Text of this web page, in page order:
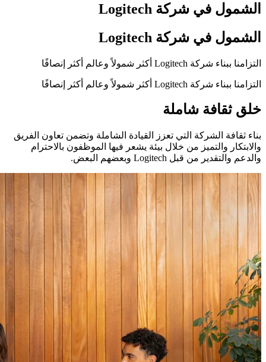
الشمول في شركة Logitech
الشمول في شركة Logitech
التزامنا ببناء شركة Logitech أكثر شمولاً وعالم أكثر إنصافًا
التزامنا ببناء شركة Logitech أكثر شمولاً وعالم أكثر إنصافًا
خلق ثقافة شاملة
بناء ثقافة الشركة التي تعزز القيادة الشاملة وتضمن تعاون الفريق
والابتكار والتميز من خلال بيئة يشعر فيها الموظفون بالاحترام
والدعم والتقدير من قبل Logitech وبعضهم البعض.